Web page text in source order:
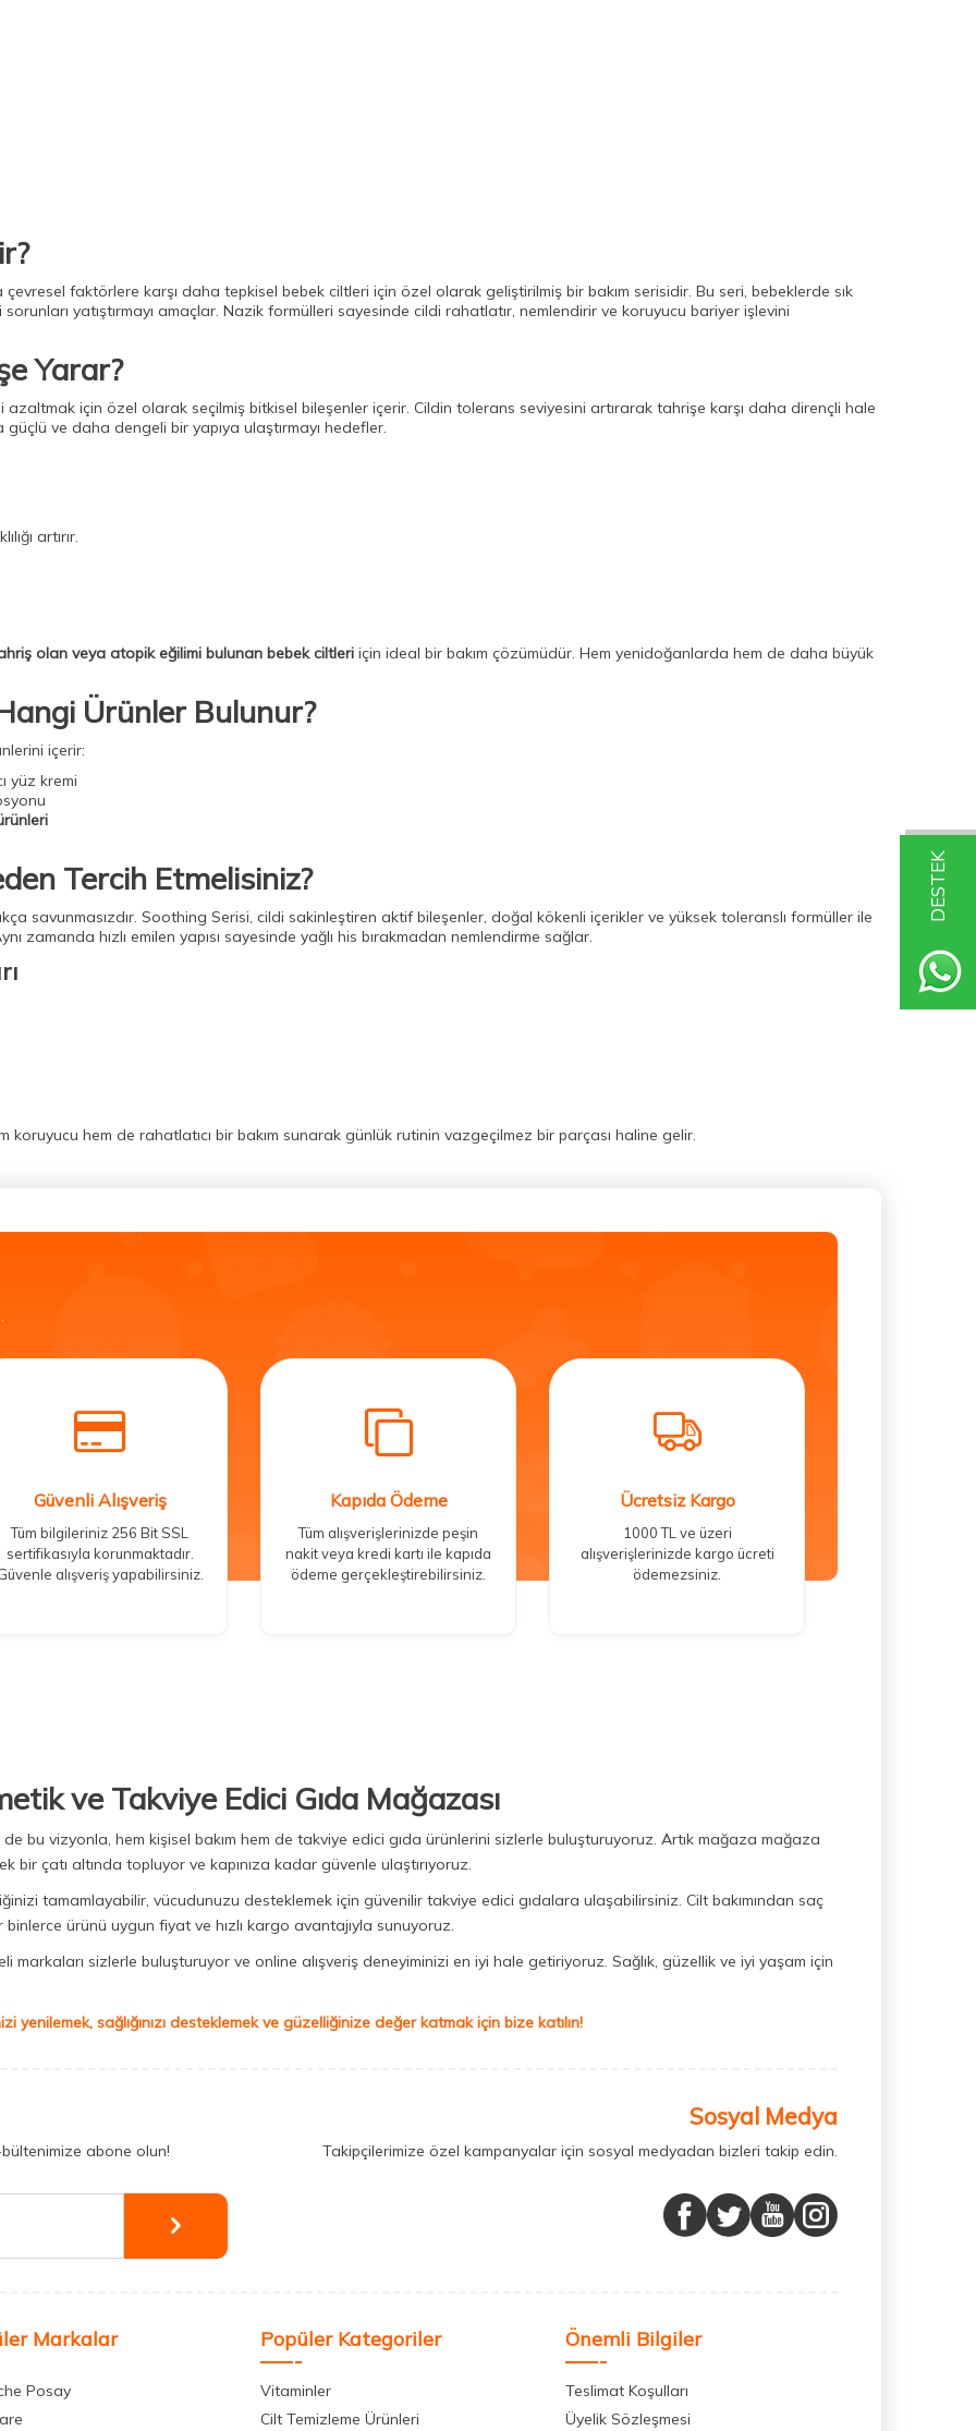
DESTEK
çevresel faktörlere karşı daha tepkisel bebek ciltleri için özel olarak geliştirilmiş bir bakım serisidir. Bu seri, bebeklerde sık
sorunları yatıştırmayı amaçlar. Nazik formülleri sayesinde cildi rahatlatır, nemlendirir ve koruyucu bariyer işlevini
Yarar?
için özel olarak seçilmiş bitkisel bileşenler içerir. Cildin tolerans seviyesini artırarak tahrişe karşı daha dirençli hale
ve daha dengeli bir yapıya ulaştırmayı hedefler.
artırır.
olan veya atopik eğilimi bulunan bebek ciltleri için ideal bir bakım çözümüdür. Hem yenidoğanlarda hem de daha büyük
Ürünler Bulunur?
içerir:
yüz kremi
Tercih Etmelisiniz?
savunmasızdır. Soothing Serisi, cildi sakinleştiren aktif bileşenler, doğal kökenli içerikler ve yüksek toleranslı formüller ile
zamanda hızlı emilen yapısı sayesinde yağlı his bırakmadan nemlendirme sağlar.
hem de rahatlatıcı bir bakım sunarak günlük rutinin vazgeçilmez bir parçası haline gelir.
Güvenli Alışveriş
Tüm bilgileriniz 256 Bit SSL
sertifikasıyla korunmaktadır.
alışveriş yapabilirsiniz.
Kapıda Ödeme
Tüm alışverişlerinizde peşin
nakit veya kredi kartı ile kapıda
ödeme gerçekleştirebilirsiniz.
Ücretsiz Kargo
1000 TL ve üzeri
alışverişlerinizde kargo ücreti
ödemezsiniz.
ve Takviye Edici Gıda Mağazası
de bu vizyonla, hem kişisel bakım hem de takviye edici gıda ürünlerini sizlerle buluşturuyoruz. Artık mağaza mağaza
bir çatı altında topluyor ve kapınıza kadar güvenle ulaştırıyoruz.
tamamlayabilir, vücudunuzu desteklemek için güvenilir takviye edici gıdalara ulaşabilirsiniz. Cilt bakımından saç
ürünü uygun fiyat ve hızlı kargo avantajıyla sunuyoruz.
sizlerle buluşturuyor ve online alışveriş deneyiminizi en iyi hale getiriyoruz. Sağlık, güzellik ve iyi yaşam için
yenilemek, sağlığınızı desteklemek ve güzelliğinize değer katmak için bize katılın!
abone olun!
Sosyal Medya
Takipçilerimize özel kampanyalar için sosyal medyadan bizleri takip edin.
Markalar
Posay
Popüler Kategoriler
Vitaminler
Cilt Temizleme Ürünleri
Önemli Bilgiler
Teslimat Koşulları
Üyelik Sözleşmesi